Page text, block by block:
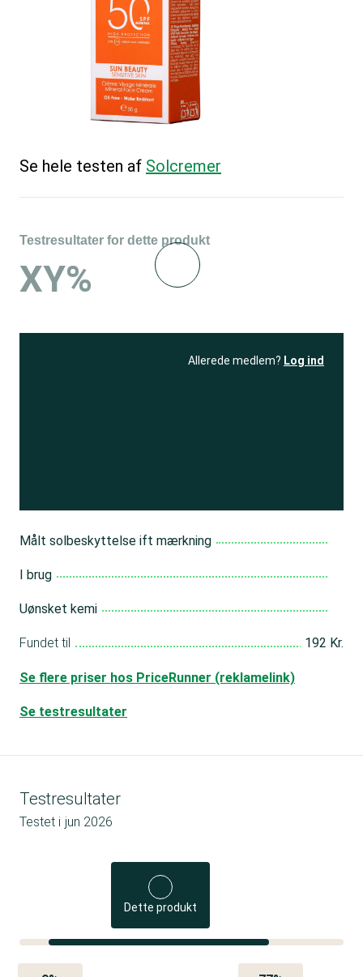
Se hele testen af Solcremer
Testresultater for dette produkt
XY%
Allerede medlem? Log ind
Målt solbeskyttelse ift mærkning
I brug
Uønsket kemi
Fundet til 192 Kr.
Se flere priser hos PriceRunner (reklamelink)
Se testresultater
Testresultater
Testet i jun 2026
Dette produkt